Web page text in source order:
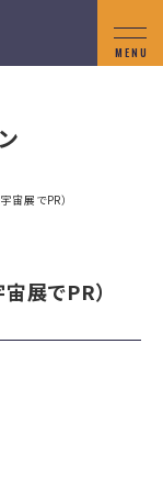
宙展でPR）
展でPR）